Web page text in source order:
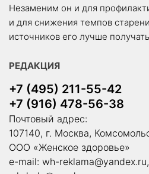
Незаменим он и для
и для снижения темпов
источников его лучше
РЕДАКЦИЯ
+7 (495) 211-55-42
+7 (916) 478-56-38
Почтовый адрес:
107140, г. Москва,
ООО «Женское здоровье»
e-mail: wh-reklama@yandex.ru,